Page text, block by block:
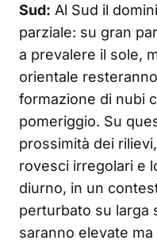
Sud: Al Sud il
parziale: su gran
a prevalere il sole,
orientale
formazione di nubi
pomeriggio. Su
prossimità dei
rovesci irregolari e
diurno, in un
perturbato su larga
saranno elevate